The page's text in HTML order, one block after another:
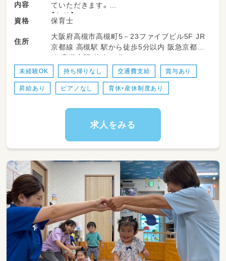
内容
ていただきます。
【午前】
☆随時 順次登園
☆９：３０ 朝のおやつ
☆１０：００ 朝の活動
【お昼】
☆１１：３０ 給食
☆１２：００ 午睡
【午後】
☆１５：００ 午後のおやつ
資格 保育士
住所
大阪府高槻市高槻町5－23ファイブビル5F JR
京都線 高槻駅 駅から徒歩5分以内 阪急京都本
線 高槻市駅 徒歩10分
未経験OK 持ち帰りなし 交通費支給 賞与あり
昇給あり ピアノなし 育休・産休制度あり
求人をみる